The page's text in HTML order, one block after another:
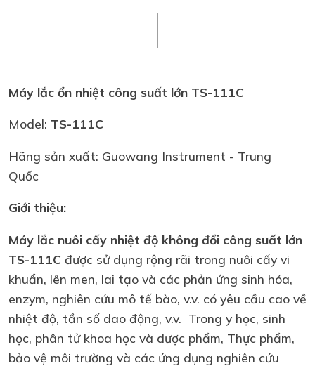
Máy lắc ổn nhiệt công suất lớn TS-111C
Model: TS-111C
Hãng sản xuất: Guowang Instrument - Trung
Quốc
Giới thiệu:
Máy lắc nuôi cấy nhiệt độ không đổi công suất lớn
TS-111C được sử dụng rộng rãi trong nuôi cấy vi
khuẩn, lên men, lai tạo và các phản ứng sinh hóa,
enzym, nghiên cứu mô tế bào, v.v. có yêu cầu cao về
nhiệt độ, tần số dao động, v.v. Trong y học, sinh
học, phân tử khoa học và dược phẩm, Thực phẩm,
bảo vệ môi trường và các ứng dụng nghiên cứu